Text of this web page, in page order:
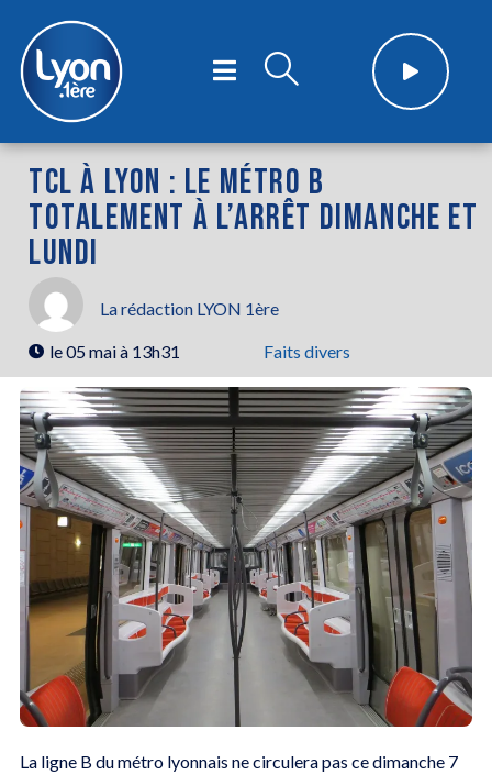
TCL À LYON : LE MÉTRO B
TOTALEMENT À L’ARRÊT DIMANCHE ET
LUNDI
La rédaction LYON 1ère
le05 mai à 13h31 Faits divers
La ligne B du métro lyonnais ne circulera pas ce dimanche 7